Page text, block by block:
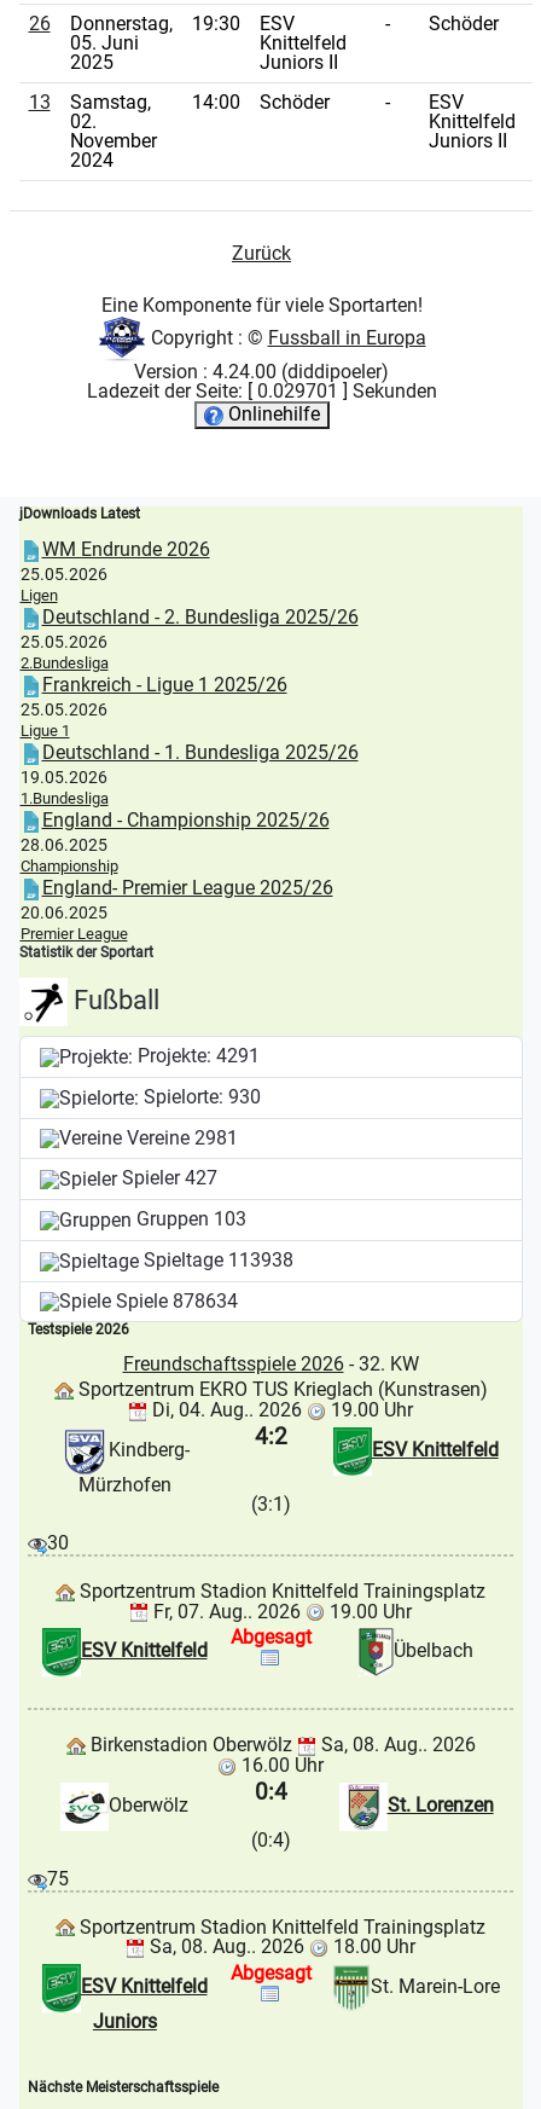
26
Donnerstag,
05. Juni
2025
19:30
ESV
Knittelfeld
Juniors II
- Schöder
13
Samstag,
02.
November
2024
14:00 Schöder -
ESV
Knittelfeld
Juniors II
Zurück
Eine Komponente für viele Sportarten!
Copyright : © Fussball in Europa
Version : 4.24.00 (diddipoeler)
Ladezeit der Seite: [ 0.029701 ] Sekunden
Onlinehilfe
jDownloads Latest
WM Endrunde 2026
25.05.2026
Ligen
Deutschland - 2. Bundesliga 2025/26
25.05.2026
2.Bundesliga
Frankreich - Ligue 1 2025/26
25.05.2026
Ligue 1
Deutschland - 1. Bundesliga 2025/26
19.05.2026
1.Bundesliga
England - Championship 2025/26
28.06.2025
Championship
England- Premier League 2025/26
20.06.2025
Premier League
Statistik der Sportart
Fußball
Projekte: 4291
Spielorte: 930
Vereine 2981
Spieler427
Gruppen 103
Spieltage 113938
Spiele 878634
Testspiele 2026
Freundschaftsspiele 2026- 32. KW
Sportzentrum EKRO TUS Krieglach (Kunstrasen)
Di, 04. Aug.. 2026
19.00 Uhr
Kindberg-
Mürzhofen
ESV Knittelfeld
4:2
(3:1)
30
Sportzentrum Stadion Knittelfeld Trainingsplatz
Fr, 07. Aug.. 2026
19.00 Uhr
ESV Knittelfeld
Übelbach
Abgesagt
Birkenstadion Oberwölz
Sa, 08. Aug.. 2026
16.00 Uhr
Oberwölz
St. Lorenzen
0:4
(0:4)
75
Sportzentrum Stadion Knittelfeld Trainingsplatz
Sa, 08. Aug.. 2026
18.00 Uhr
ESV Knittelfeld
Juniors
St. Marein-Lore
Abgesagt
Nächste Meisterschaftsspiele